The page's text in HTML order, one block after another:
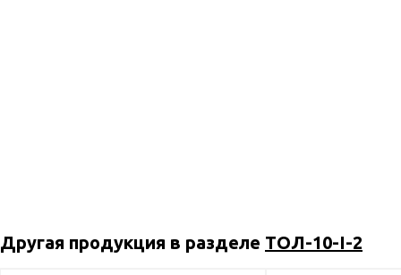
Другая продукция в разделе ТОЛ-10-I-2